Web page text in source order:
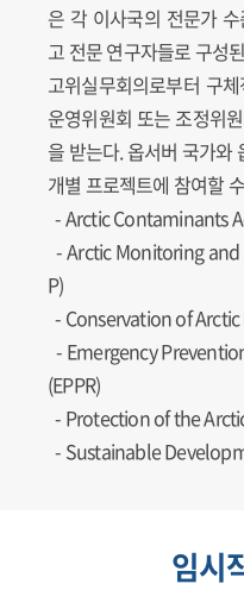
은 각 이사국의 전문가
고 전문 연구자들로 구성
고위실무회의로부터 구
운영위원회 또는 조정위
을 받는다. 옵서버 국가와
개별 프로젝트에 참여할
-Arctic Contaminants
-Arctic Monitoring and
P)
- Conservation of
- Emergency
(EPPR)
- Protection of the
- Sustainable
임시